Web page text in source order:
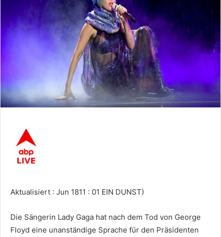
Aktualisiert : Jun 1811 : 01 EIN DUNST)
Die Sängerin Lady Gaga hat nach dem Tod von George
Floyd eine unanständige Sprache für den Präsidenten